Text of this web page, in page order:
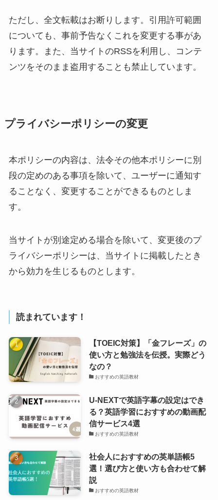
ただし、全文転載はお断りします。引用許可範囲
についても、事前予告なくこれを変更する事があ
ります。また、当サイトのRSSを利用し、コンテ
ンツをそのまま盗用することも禁止しています。
プライバシーポリシーの変更
本ポリシーの内容は、法令その他本ポリシーに別
段の定めのある事項を除いて、ユーザーに通知す
ることなく、変更することができるものとしま
す。
当サイトが別途定める場合を除いて、変更後のプ
ライバシーポリシーは、当サイトに掲載したとき
から効力を生じるものとします。
読まれています！
【TOEIC対策】「金フレーズ」の
使い方と勉強法を伝授。実際どう
なの？
おすすめの英語教材
U-NEXTで英語字幕の設定はでき
る？英語学習におすすめの動画配
信サービス4選
おすすめの英語教材
社会人におすすめの英単語帳5
選！選び方と使い方も合わせて解
説
おすすめの英語教材